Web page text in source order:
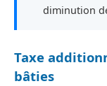
diminution
Taxe
bâties